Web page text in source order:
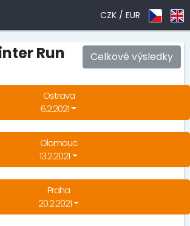
CZK / EUR
Celkové výsledky
Run
Ostrava
6.2.2021
Olomouc
13.2.2021
Praha
20.2.2021